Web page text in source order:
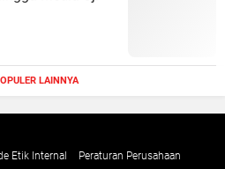
LAINNYA
Etik Internal
Peraturan Perusahaan